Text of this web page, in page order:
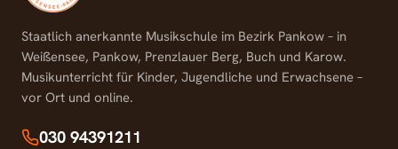
Staatlich anerkannte Musikschule im Bezirk Pankow – in
Weißensee, Pankow, Prenzlauer Berg, Buch und Karow.
Musikunterricht für Kinder, Jugendliche und Erwachsene –
vor Ort und online.
030 94391211